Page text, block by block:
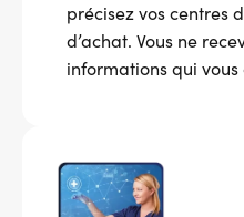
précisez vos centres
d’achat. Vous ne
informations qui vous